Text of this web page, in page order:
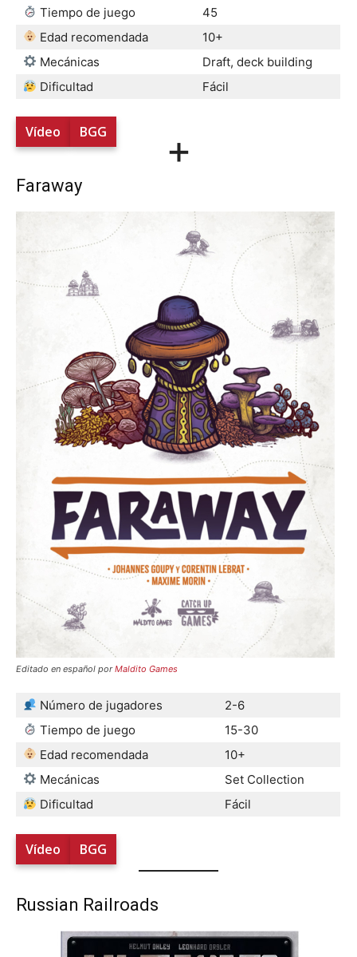
Tiempo de juego
45
Edad recomendada
10+
Mecánicas
Draft, deck building
Dificultad
Fácil
Vídeo BGG +
Faraway
Editado en español porMaldito Games
Número de jugadores
2-6
Tiempo de juego
15-30
Edad recomendada
10+
Mecánicas
Set Collection
Dificultad
Fácil
Vídeo BGG
Russian Railroads